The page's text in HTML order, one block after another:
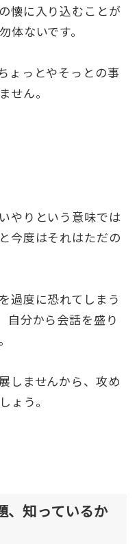
懐に入り込むことが
体ないです。
ょっとやそっとの事
せん。
やりという意味では
今度はそれはただの
過度に恐れてしまう
自分から会話を盛り
しませんから、攻め
ょう。
、知っているか